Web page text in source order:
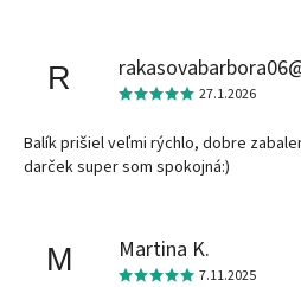
R 27.1.2026
Balík prišiel veľmi rýchlo, dobre
darček super som spokojná:)
M Martina K.
7.11.2025